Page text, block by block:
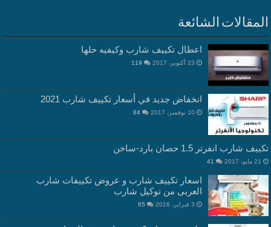
المقالات الشائعة
اعطال تكييف شارب وكيفيه حلها
23 أكتوبر، 2017 119
انخفاض جديد في أسعار تكييف شارب 2021
10 نوفمبر، 2017 84
تكييف شارب انفرتر 1.5 حصان بارد-ساخن
21 مايو، 2017 41
اسعار تكييف شارب و عروض تكييفات شارب
العربى من توكيل شارب
3 فبراير، 2018 65